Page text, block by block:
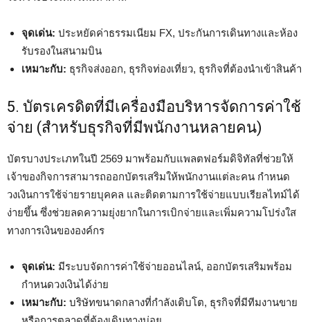
จุดเด่น: ประหยัดค่าธรรมเนียม FX, ประกันการเดินทางและห้อง
รับรองในสนามบิน
เหมาะกับ: ธุรกิจส่งออก, ธุรกิจท่องเที่ยว, ธุรกิจที่ต้องนำเข้าสินค้า
5. บัตรเครดิตที่มีเครื่องมือบริหารจัดการค่าใช้
จ่าย (สำหรับธุรกิจที่มีพนักงานหลายคน)
บัตรบางประเภทในปี 2569 มาพร้อมกับแพลตฟอร์มดิจิทัลที่ช่วยให้
เจ้าของกิจการสามารถออกบัตรเสริมให้พนักงานแต่ละคน กำหนด
วงเงินการใช้จ่ายรายบุคคล และติดตามการใช้จ่ายแบบเรียลไทม์ได้
ง่ายขึ้น ซึ่งช่วยลดความยุ่งยากในการเบิกจ่ายและเพิ่มความโปร่งใส
ทางการเงินขององค์กร
จุดเด่น: มีระบบจัดการค่าใช้จ่ายออนไลน์, ออกบัตรเสริมพร้อม
กำหนดวงเงินได้ง่าย
เหมาะกับ: บริษัทขนาดกลางที่กำลังเติบโต, ธุรกิจที่มีทีมงานขาย